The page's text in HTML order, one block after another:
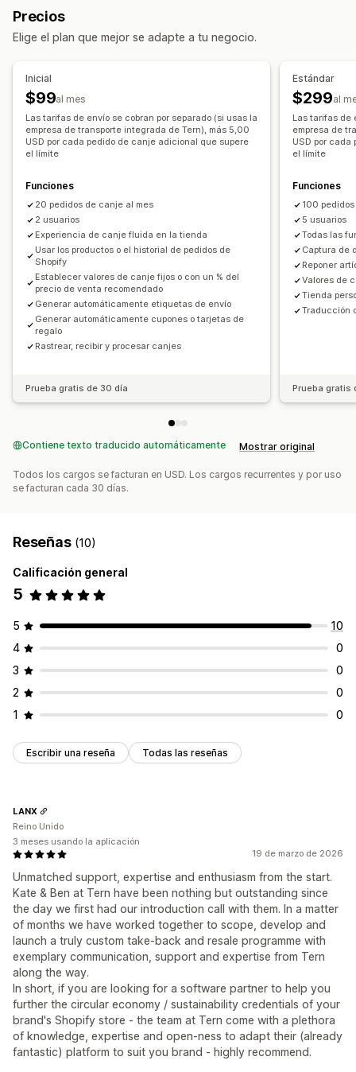
Códigos de descuento
Seguimiento de la devolución
Notificaciones de correo electrónico
Precios
Elige el plan que mejor se adapte a tu negocio.
Inicial
$99al mes
Las tarifas de envío se cobran por separado (si usas la
empresa de transporte integrada de Tern), más 5,00
USD por cada pedido de canje adicional que supere
el límite
Funciones
20 pedidos de canje al mes
2 usuarios
Experiencia de canje fluida en la tienda
Usar los productos o el historial de pedidos de
Shopify
Establecer valores de canje fijos o con un % del
precio de venta recomendado
Generar automáticamente etiquetas de envío
Generar automáticamente cupones o tarjetas de
regalo
Rastrear, recibir y procesar canjes
Prueba gratis de 30 día
Estándar
$299al
Las tarifas de
empresa de
USD por
el límite
Funciones
100
5 usuarios
Todas las
Captura de
Reponer
Valores de
Tienda
Traducción
Prueba gratis
Contiene texto traducido automáticamente Mostrar original
Todos los cargos se facturan en USD. Los cargos recurrentes y por uso
se facturan cada 30 días.
Reseñas (10)
Calificación general
5
5
10
4
0
3
0
2
0
1
0
Escribir una reseña Todas las reseñas
19 de marzo de 2026
Unmatched support, expertise and enthusiasm from the start.
Kate & Ben at Tern have been nothing but outstanding since
the day we first had our introduction call with them. In a matter
of months we have worked together to scope, develop and
launch a truly custom take-back and resale programme with
exemplary communication, support and expertise from Tern
along the way.
In short, if you are looking for a software partner to help you
further the circular economy / sustainability credentials of your
brand's Shopify store - the team at Tern come with a plethora
of knowledge, expertise and open-ness to adapt their (already
fantastic) platform to suit you brand - highly recommend.
LANX
Reino Unido
3 meses usando la aplicación